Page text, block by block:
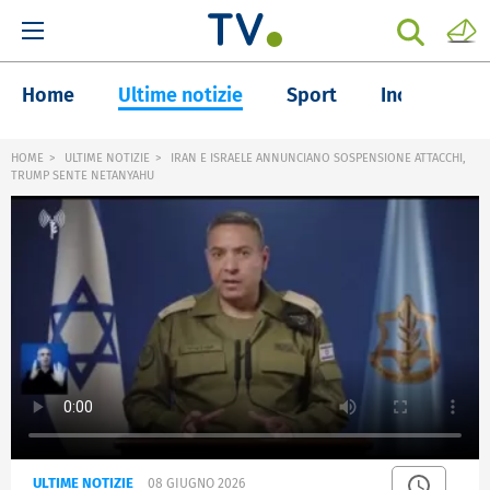
Home Ultime notizie Sport Inchieste
HOME ULTIME NOTIZIE
IRAN E ISRAELE ANNUNCIANO SOSPENSIONE ATTACCHI,
TRUMP SENTE NETANYAHU
ULTIME NOTIZIE 08 GIUGNO 2026